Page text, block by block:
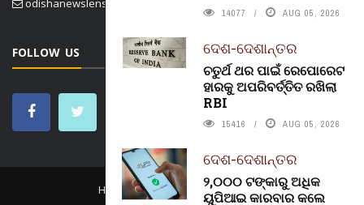
14077 AUG 05, 2026
ଦେଶ-ଦେଶାନ୍ତର
ଚତୁର୍ଥ ଥର ପାଇଁ ରେପୋରେଟ
ହାରକୁ ଅପରିବର୍ତ୍ତିତ ରଖିଲା
RBI
15416 AUG 05, 2026
ଦେଶ-ଦେଶାନ୍ତର
୨,୦୦୦ ଟଙ୍କାରୁ ଅଧିକ
ୟୁପିଆଇ କାରବାର କଲେ
odishanewslens@gmail.com
FOLLOW US
HOME CONTACT US ABOUT US